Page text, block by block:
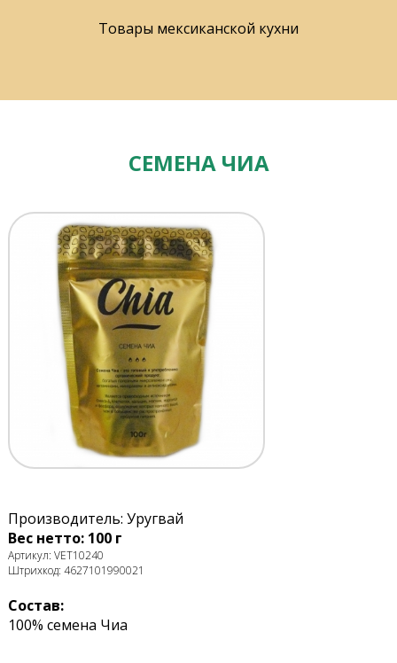
Товары мексиканской кухни
СЕМЕНА ЧИА
Производитель: Уругвай
Вес нетто: 100 г
Артикул: VET10240
Штрихкод: 4627101990021
Состав:
100% семена Чиа